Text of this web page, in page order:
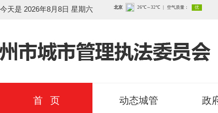
今天是 2026年8月8日 星期六
首 页 动态城管 政